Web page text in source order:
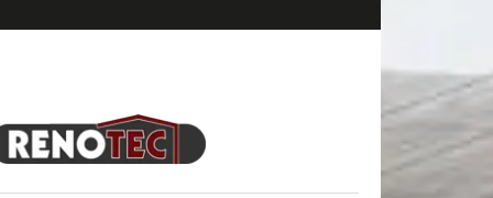
prix ? Entrez en contact avec l’entreprise MD
le-nous ! Nous pourrons alors avancer
jouir du nec plus ultra en peinture extérieure à